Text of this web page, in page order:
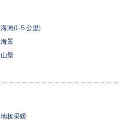
海滩(1-5 公里)
海景
山景
地板采暖